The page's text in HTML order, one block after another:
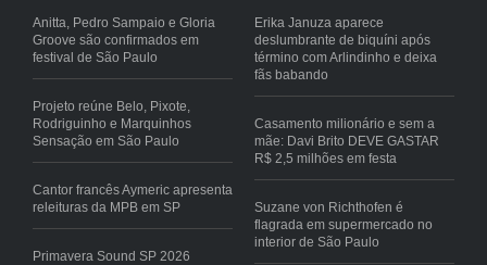
Anitta, Pedro Sampaio e Gloria
Groove são confirmados em
festival de São Paulo
Projeto reúne Belo, Pixote,
Rodriguinho e Marquinhos
Sensação em São Paulo
Cantor francês Aymeric apresenta
releituras da MPB em SP
Primavera Sound SP 2026
Erika Januza aparece
deslumbrante de biquíni após
término com Arlindinho e deixa
fãs babando
Casamento milionário e sem a
mãe: Davi Brito DEVE GASTAR
R$ 2,5 milhões em festa
Suzane von Richthofen é
flagrada em supermercado no
interior de São Paulo